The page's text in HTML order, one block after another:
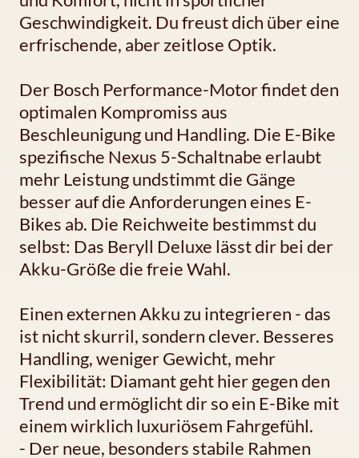
Geschwindigkeit. Du freust dich über eine
erfrischende, aber zeitlose Optik.
Der Bosch Performance-Motor findet den
optimalen Kompromiss aus
Beschleunigung und Handling. Die E-Bike
spezifische Nexus 5-Schaltnabe erlaubt
mehr Leistung undstimmt die Gänge
besser auf die Anforderungen eines E-
Bikes ab. Die Reichweite bestimmst du
selbst: Das Beryll Deluxe lässt dir bei der
Akku-Größe die freie Wahl.
Einen externen Akku zu integrieren - das
ist nicht skurril, sondern clever. Besseres
Handling, weniger Gewicht, mehr
Flexibilität: Diamant geht hier gegen den
Trend und ermöglicht dir so ein E-Bike mit
einem wirklich luxuriösem Fahrgefühl.
- Der neue, besonders stabile Rahmen